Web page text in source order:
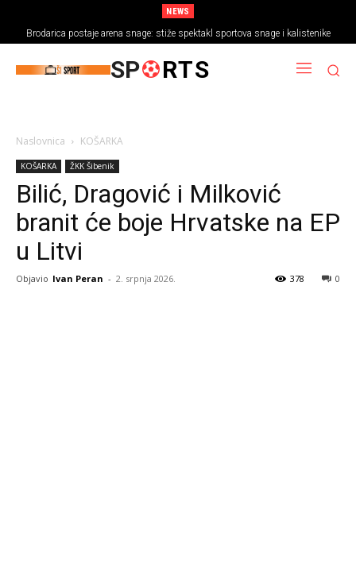
NEWS
Brodarica postaje arena snage: stiže spektakl sportova snage i kalistenike
SP RTS
Naslovnica KOŠARKA
KOŠARKA ŽKK Šibenik
Bilić, Dragović i Milković
branit će boje Hrvatske na EP
u Litvi
Objavio Ivan Peran - 2. srpnja 2026. 0
378